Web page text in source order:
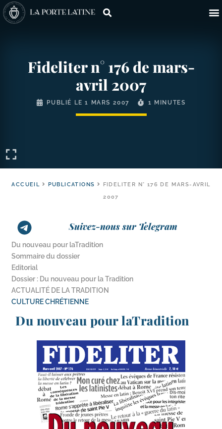
Fideliter n° 176 de mars-​
avril 2007
PUBLIÉ LE1 MARS 2007 1 MINUTES
ACCUEIL PUBLICATIONS
FIDELITER N° 176 DE MARS-AVRIL
2007
Suivez-nous sur Telegram
Du nouveau pour laTradition
Sommaire du dossier
Editorial
Dossier : Du nouveau pour la Tradition
ACTUALITÉ DE LA TRADITION
CULTURE CHRÉTIENNE
Du nouveau pour laTradition